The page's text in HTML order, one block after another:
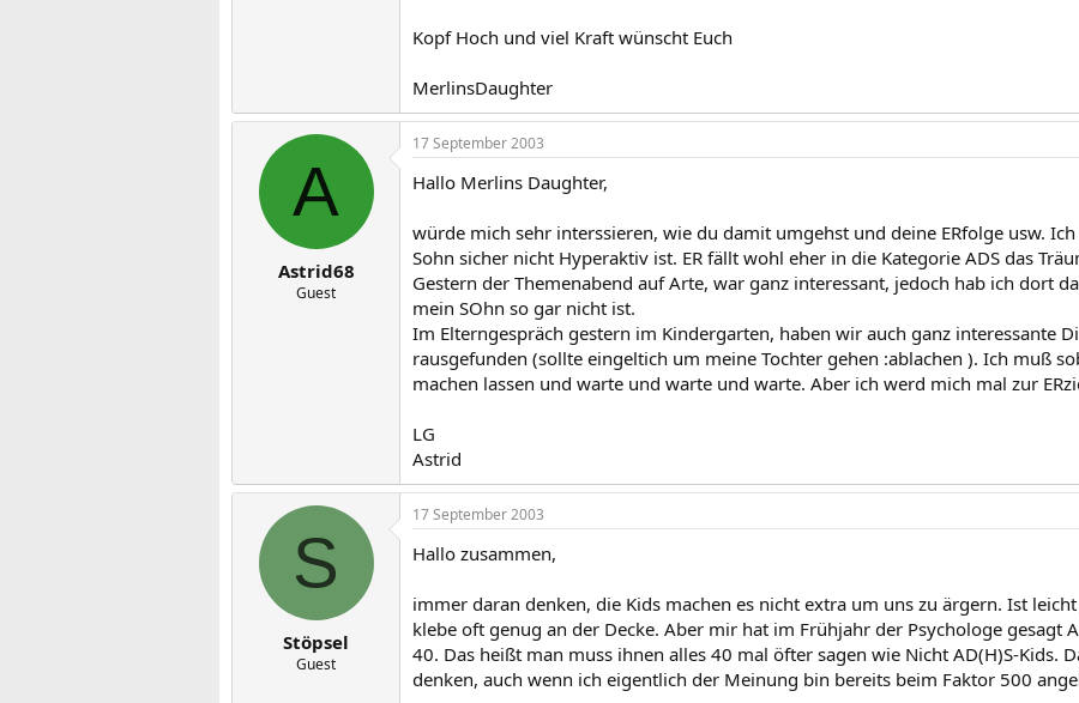
Kopf Hoch und viel Kraft wünscht Euch
MerlinsDaughter
A
Astrid68
Guest
17 September 2003
Hallo Merlins Daughter,
würde mich sehr interssieren, wie du damit umgehst und deine ERfolge usw.
Sohn sicher nicht Hyperaktiv ist. ER fällt wohl eher in die Kategorie ADS das
Gestern der Themenabend auf Arte, war ganz interessant, jedoch hab ich dort
mein SOhn so gar nicht ist.
Im Elterngespräch gestern im Kindergarten, haben wir auch ganz interessante
rausgefunden (sollte eingeltich um meine Tochter gehen :ablachen ). Ich muß
machen lassen und warte und warte und warte. Aber ich werd mich mal zur
LG
Astrid
S
Stöpsel
Guest
17 September 2003
Hallo zusammen,
immer daran denken, die Kids machen es nicht extra um uns zu ärgern. Ist
klebe oft genug an der Decke. Aber mir hat im Frühjahr der Psychologe gesagt
40. Das heißt man muss ihnen alles 40 mal öfter sagen wie Nicht AD(H)S-Kids.
denken, auch wenn ich eigentlich der Meinung bin bereits beim Faktor 500